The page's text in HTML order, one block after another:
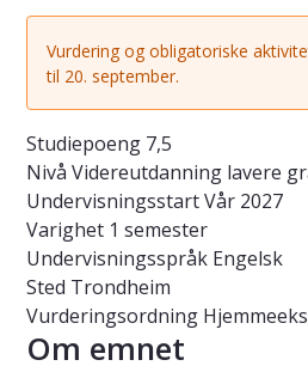
Vurdering og obligatoriske
til 20. september.
Studiepoeng 7,5
Nivå Videreutdanning lavere
UndervisningsstartVår 2027
Varighet 1 semester
Undervisningsspråk Engelsk
Sted Trondheim
Vurderingsordning
Om emnet